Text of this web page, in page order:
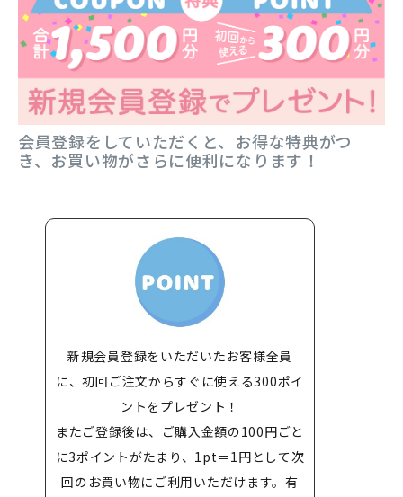
会員登録をしていただくと、お得な特典がつ
き、お買い物がさらに便利になります！
新規会員登録をいただいたお客様全員
に、初回ご注文からすぐに使える300ポイ
ントをプレゼント！
またご登録後は、ご購入金額の100円ごと
に3ポイントがたまり、1pt＝1円として次
回のお買い物にご利用いただけます。有